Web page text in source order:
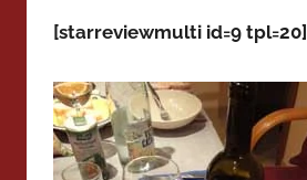
[starreviewmulti id=9 tpl=20]